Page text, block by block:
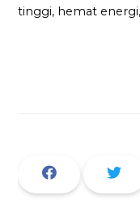
tinggi, hemat